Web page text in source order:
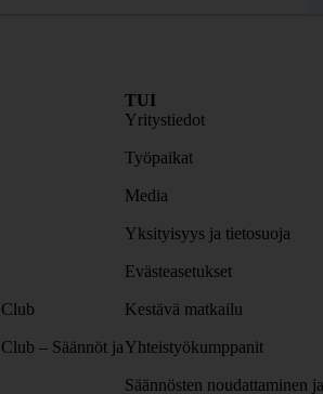
– Säännöt ja
TUI
Yritystiedot
Työpaikat
Media
Yksityisyys ja tietosuoja
Evästeasetukset
Kestävä matkailu
Yhteistyökumppanit
Säännösten noudattaminen